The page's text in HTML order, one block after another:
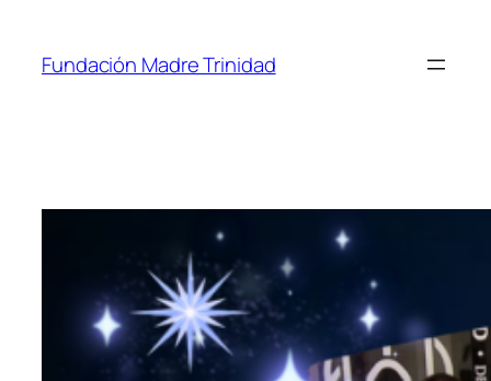
Fundación Madre Trinidad